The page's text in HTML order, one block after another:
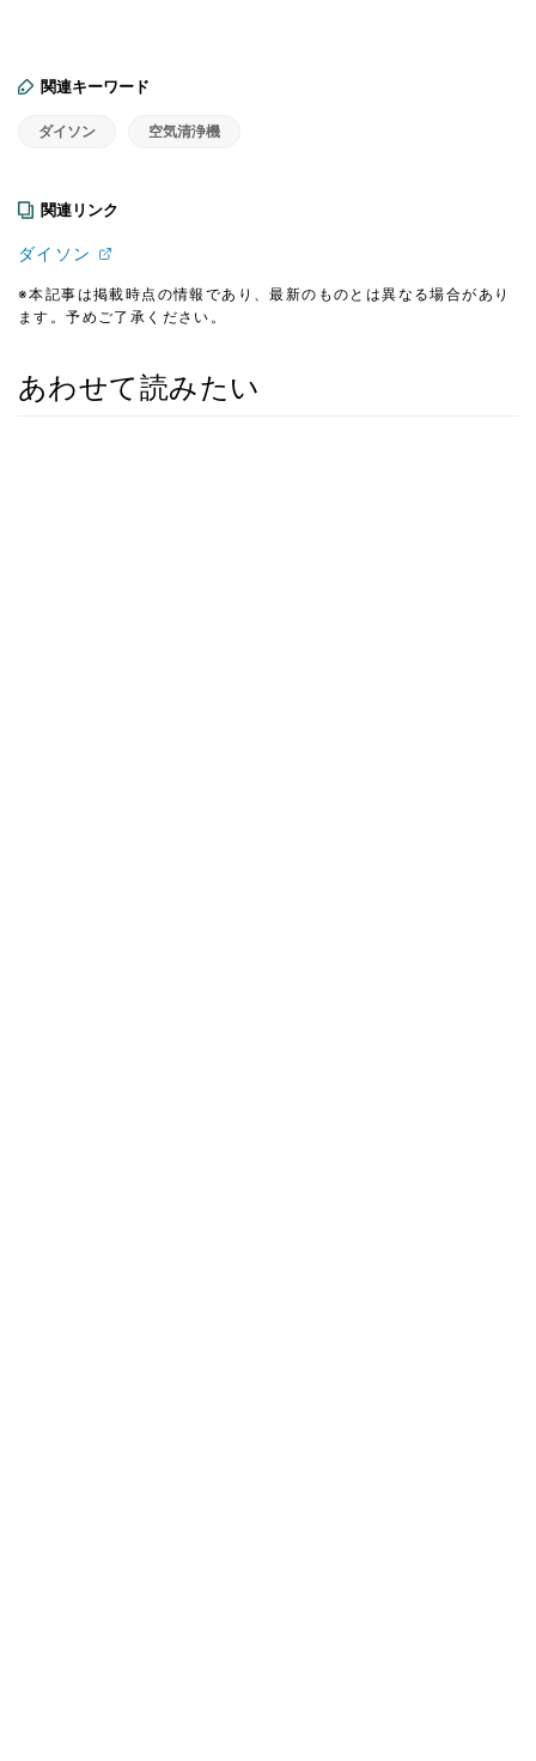
関連キーワード
ダイソン 空気清浄機
関連リンク
ダイソン
※本記事は掲載時点の情報であり、最新のものとは異なる場合があり
ます。予めご了承ください。
あわせて読みたい